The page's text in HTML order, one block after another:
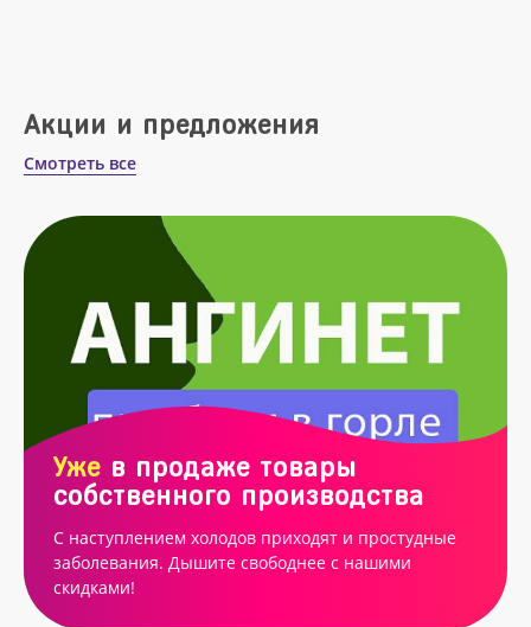
Акции и предложения
Смотреть все
Уже в продаже товары
собственного производства
С наступлением холодов приходят и простудные
заболевания. Дышите свободнее с нашими
скидками!